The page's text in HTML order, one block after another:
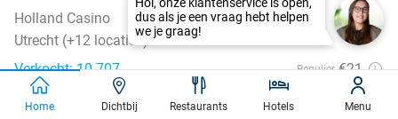
Holland Casino 9.6star
Utrecht (+12 locaties)
Verkocht: 10.707
Regulier €21
€10
Home Dichtbij Restaurants Hotels Menu